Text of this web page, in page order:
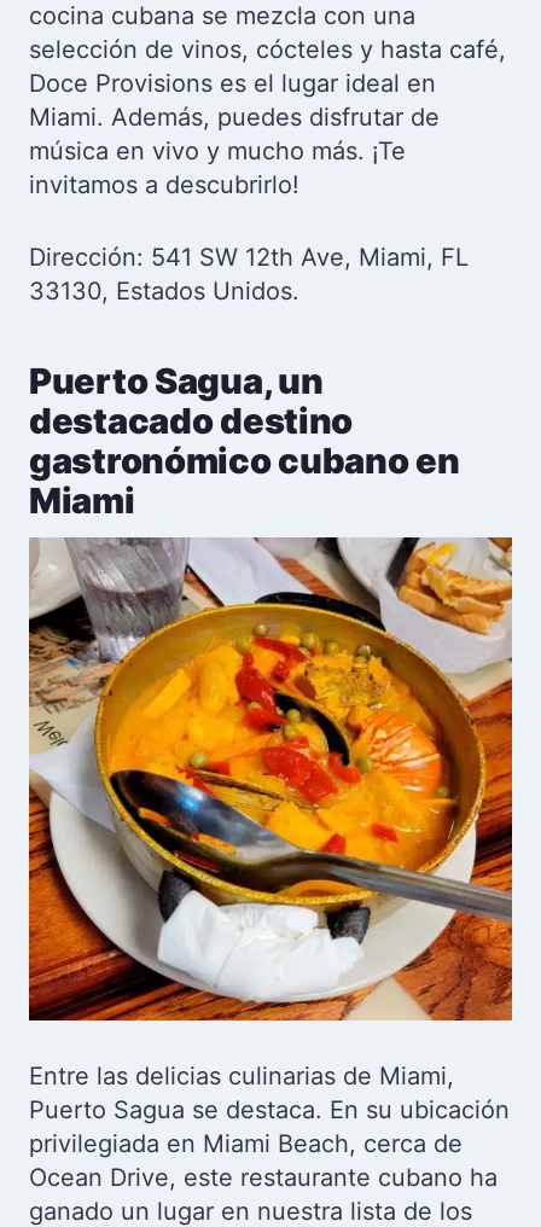
cocina cubana se mezcla con una
selección de vinos, cócteles y hasta café,
Doce Provisions es el lugar ideal en
Miami. Además, puedes disfrutar de
música en vivo y mucho más. ¡Te
invitamos a descubrirlo!
Dirección: 541 SW 12th Ave, Miami, FL
33130, Estados Unidos.
Puerto Sagua, un
destacado destino
gastronómico cubano en
Miami
Entre las delicias culinarias de Miami,
Puerto Sagua se destaca. En su ubicación
privilegiada en Miami Beach, cerca de
Ocean Drive, este restaurante cubano ha
ganado un lugar en nuestra lista de los